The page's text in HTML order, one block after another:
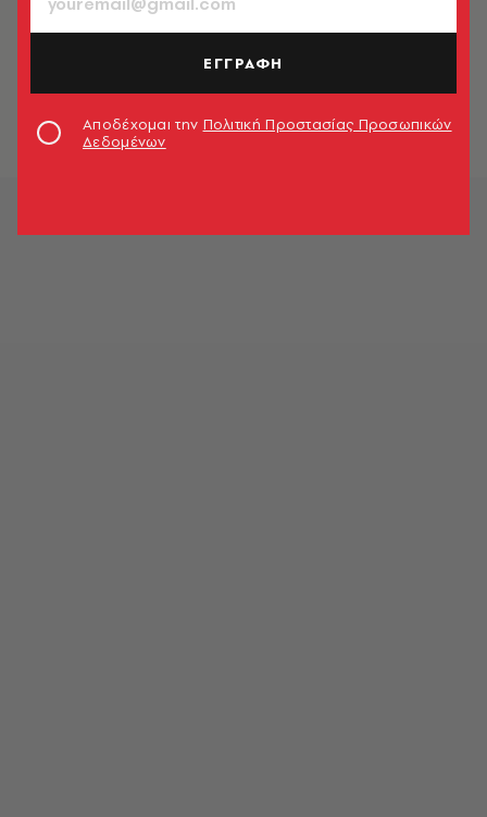
Η συγκίνηση του Χρήστου Θηβαίου
Ελλάδα αποχαιρετάει τον παππού
της
Newsroom
ΕΓΓΡΑΦΗ
Αποδέχομαι την Πολιτική Προστασίας Προσωπικών
Δεδομένων